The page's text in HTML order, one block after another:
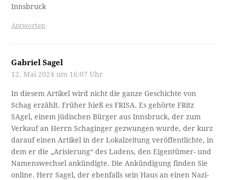
Innsbruck
Antworten
Gabriel Sagel
12. Mai 2024 um 16:07 Uhr
In diesem Artikel wird nicht die ganze Geschichte von
Schag erzählt. Früher hieß es FRISA. Es gehörte FRitz
SAgel, einem jüdischen Bürger aus Innsbruck, der zum
Verkauf an Herrn Schaginger gezwungen wurde, der kurz
darauf einen Artikel in der Lokalzeitung veröffentlichte, in
dem er die „Arisierung“ des Ladens, den Eigentümer- und
Namenswechsel ankündigte. Die Ankündigung finden Sie
online. Herr Sagel, der ebenfalls sein Haus an einen Nazi-